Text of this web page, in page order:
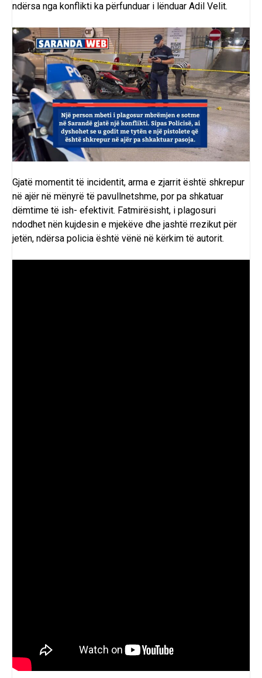
ndërsa nga konflikti ka përfunduar i lënduar Adil Velit.
Gjatë momentit të incidentit, arma e zjarrit është shkrepur
në ajër në mënyrë të pavullnetshme, por pa shkatuar
dëmtime të ish- efektivit. Fatmirësisht, i plagosuri
ndodhet nën kujdesin e mjekëve dhe jashtë rrezikut për
jetën, ndërsa policia është vënë në kërkim të autorit.